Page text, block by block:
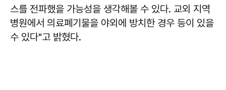
스를 전파했을 가능성을 생각해볼 수 있다. 교외 지역
병원에서 의료폐기물을 야외에 방치한 경우 등이 있을
수 있다"고 밝혔다.